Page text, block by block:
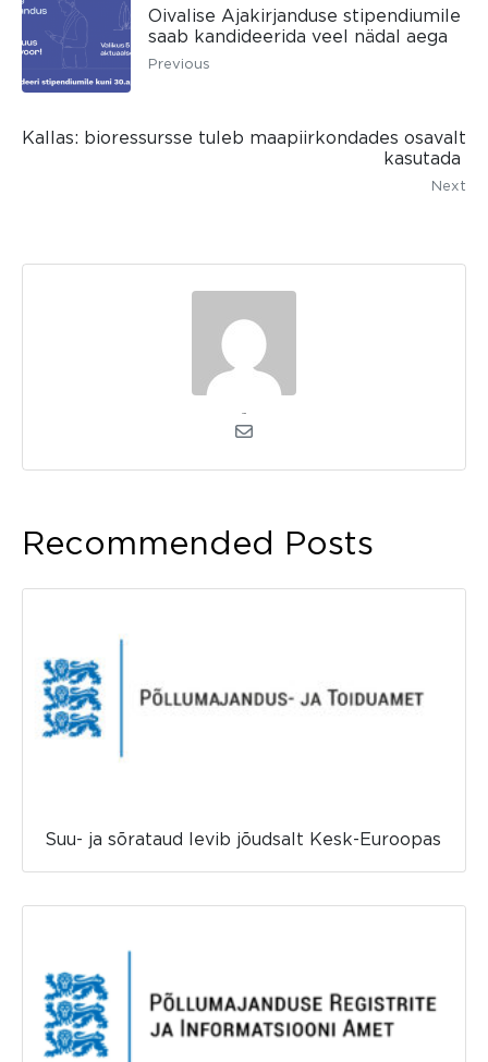
Oivalise Ajakirjanduse stipendiumile
saab kandideerida veel nädal aega
Previous
Kallas: bioressursse tuleb maapiirkondades osavalt
kasutada
Next
Recommended Posts
Suu- ja sõrataud levib jõudsalt Kesk-Euroopas